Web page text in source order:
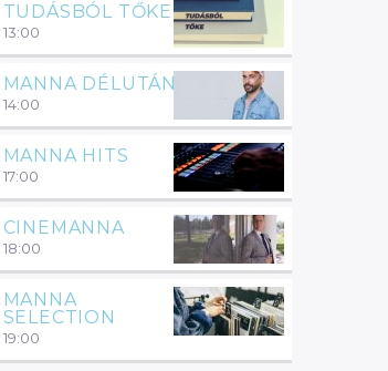
TUDÁSBÓL TŐKE
13:00
MANNA DÉLUTÁN
14:00
MANNA HITS
17:00
CINEMANNA
18:00
MANNA
SELECTION
19:00